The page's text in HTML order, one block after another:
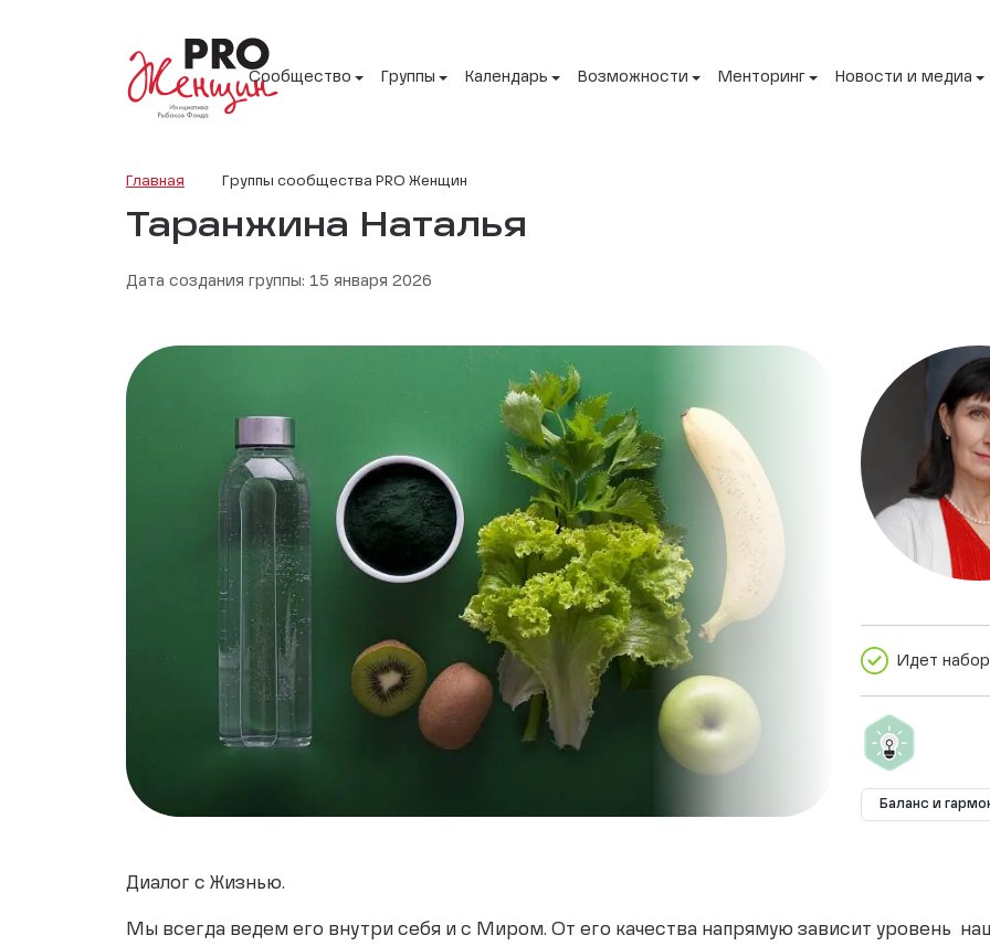
Сообщество Группы Календарь Возможности Менторинг Новости и медиа
Главная Группы сообщества PRO Женщин
Таранжина Наталья
Дата создания группы: 15 января 2026
Идет
Баланс и
Диалог с Жизнью.
Мы всегда ведем его внутри себя и с Миром. От его качества напрямую зависит уровень